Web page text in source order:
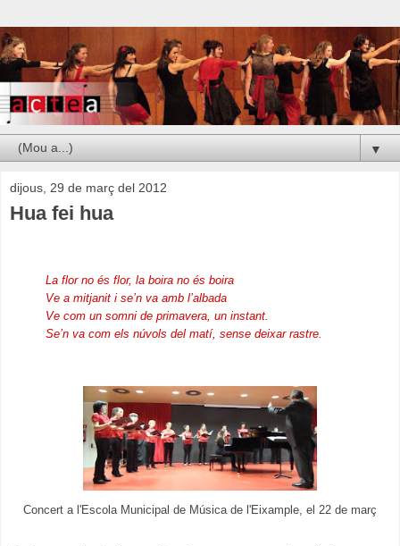
▼
dijous, 29 de març del 2012
Hua fei hua
La flor no és flor, la boira no és boira
Ve a mitjanit i se’n va amb l’albada
Ve com un somni de primavera, un instant.
Se’n va com els núvols del matí, sense deixar rastre.
Concert a l'Escola Municipal de Música de l'Eixample, el 22 de març